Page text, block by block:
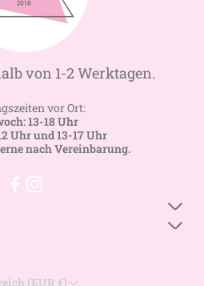
von 1-2 Werktagen.
vor Ort:
13-18 Uhr
Uhr und 13-17 Uhr
nach Vereinbarung.
(EUR €)